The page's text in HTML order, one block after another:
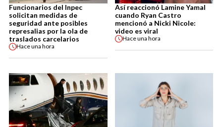
Funcionarios del Inpec
solicitan medidas de
seguridad ante posibles
represalias por la ola de
traslados carcelarios
Haceuna hora
Así reaccionó Lamine Yamal
cuando Ryan Castro
mencionó a Nicki Nicole:
video es viral
Haceuna hora